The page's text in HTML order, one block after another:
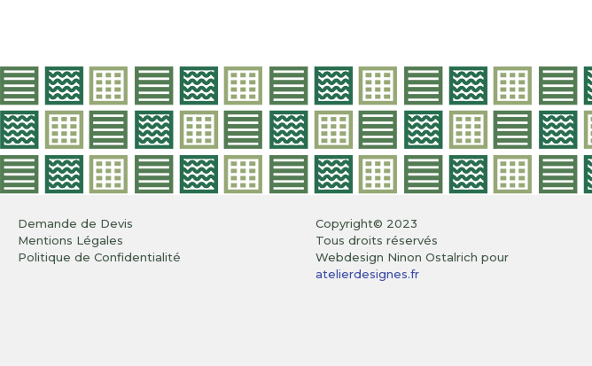
Demande de Devis
Mentions Légales
Politique de Confidentialité
Copyright© 2023
Tous droits réservés
Webdesign Ninon Ostalrich pour
atelierdesignes.fr